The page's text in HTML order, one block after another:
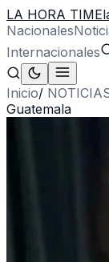
LA HORA TIME
Nacionales
Internacionales
Inicio/
Guatemala